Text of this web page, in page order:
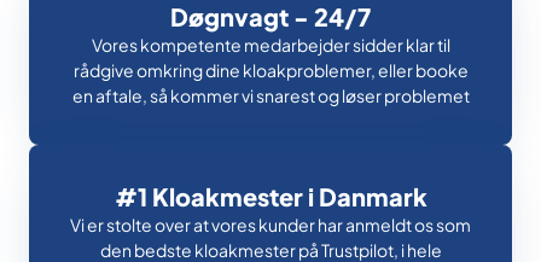
Døgnvagt - 24/7
Vores kompetente medarbejder sidder klar til
rådgive omkring dine kloakproblemer, eller booke
en aftale, så kommer vi snarest og løser problemet
#1 Kloakmester i Danmark
Vi er stolte over at vores kunder har anmeldt os som
den bedste kloakmester på Trustpilot, i hele